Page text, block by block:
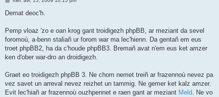
s
g
Demat deoc'h.
Pemp vloaz 'zo e oan krog gant troidigezh phpBB, ar meziant da sevel
foromoù, a-benn staliañ ur forom war ma lec'hienn. Da gentañ em eus
troet phpBB2, ha da c'houde phpBB3. Bremañ avat n'em eus ket amzer
ken d'ober war-dro an droidigezh.
Graet eo troidigezh phpBB 3. Ne chom nemet treiñ ar frazennoù nevez pa
vez savet un arreval nevez reizhet un tammig. Ne gemer ket kalz amzer.
Evit lec'hiañ ar frazennoù ouzhpennet e raen gant ar meziant Meld. Ne vo